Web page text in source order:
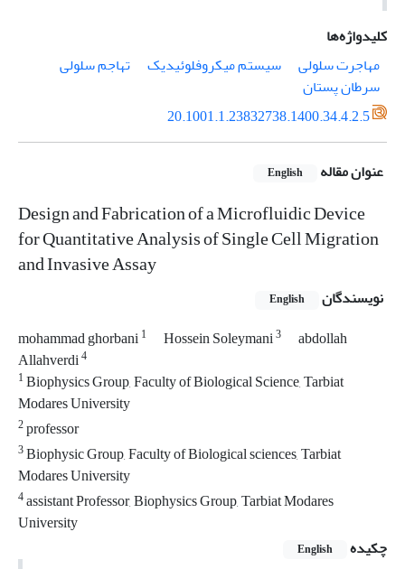
کلیدواژه‌ها
مهاجرت سلولی
سیستم میکروفلوئیدیک
تهاجم سلولی
سرطان پستان
20.1001.1.23832738.1400.34.4.2.5
عنوان مقاله English
Design and Fabrication of a Microfluidic Device
for Quantitative Analysis of Single Cell Migration
and Invasive Assay
نویسندگان English
mohammad ghorbani1 Hossein Soleymani3
abdollah
Allahverdi4
1Biophysics Group, Faculty of Biological Science, Tarbiat
Modares University
2professor
3Biophysic Group, Faculty of Biological sciences, Tarbiat
Modares University
4assistant Professor, Biophysics Group, Tarbiat Modares
University
چکیده
English